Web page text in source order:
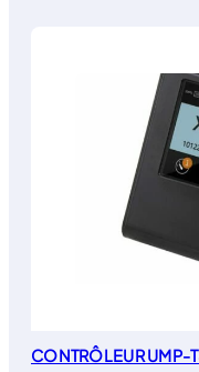
CONTRÔLEUR UMP-